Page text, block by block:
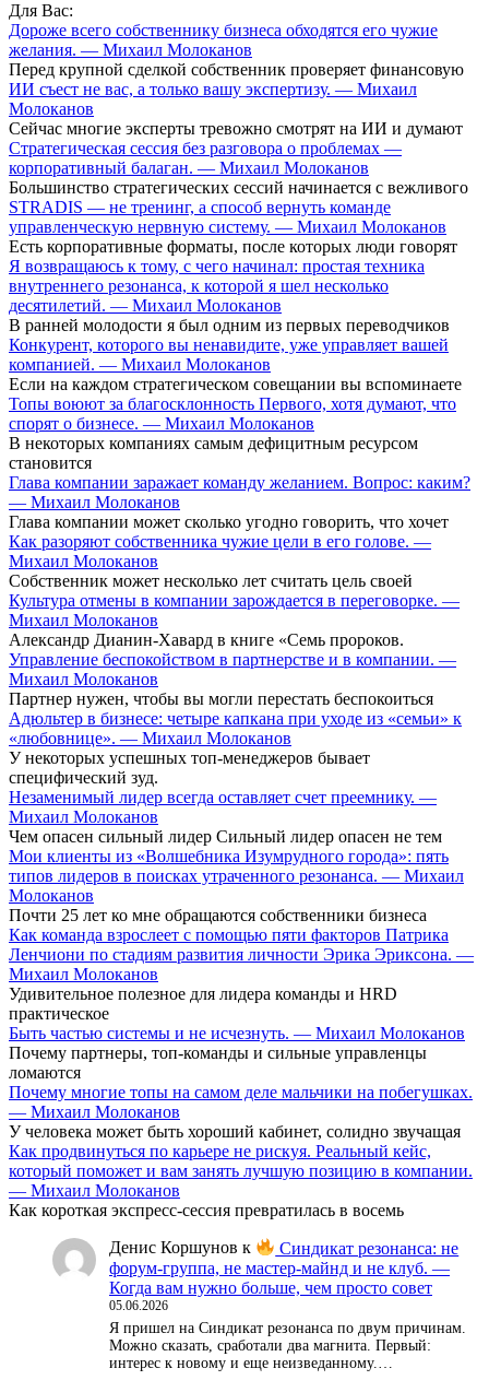
Для Вас:
Дороже всего собственнику бизнеса обходятся его чужие
желания. — Михаил Молоканов
Перед крупной сделкой собственник проверяет финансовую
ИИ съест не вас, а только вашу экспертизу. — Михаил
Молоканов
Сейчас многие эксперты тревожно смотрят на ИИ и думают
Стратегическая сессия без разговора о проблемах —
корпоративный балаган. — Михаил Молоканов
Большинство стратегических сессий начинается с вежливого
STRADIS — не тренинг, а способ вернуть команде
управленческую нервную систему. — Михаил Молоканов
Есть корпоративные форматы, после которых люди говорят
Я возвращаюсь к тому, с чего начинал: простая техника
внутреннего резонанса, к которой я шел несколько
десятилетий. — Михаил Молоканов
В ранней молодости я был одним из первых переводчиков
Конкурент, которого вы ненавидите, уже управляет вашей
компанией. — Михаил Молоканов
Если на каждом стратегическом совещании вы вспоминаете
Топы воюют за благосклонность Первого, хотя думают, что
спорят о бизнесе. — Михаил Молоканов
В некоторых компаниях самым дефицитным ресурсом
становится
Глава компании заражает команду желанием. Вопрос: каким?
— Михаил Молоканов
Глава компании может сколько угодно говорить, что хочет
Как разоряют собственника чужие цели в его голове. —
Михаил Молоканов
Собственник может несколько лет считать цель своей
Культура отмены в компании зарождается в переговорке. —
Михаил Молоканов
Александр Дианин-Хавард в книге «Семь пророков.
Управление беспокойством в партнерстве и в компании. —
Михаил Молоканов
Партнер нужен, чтобы вы могли перестать беспокоиться
Адюльтер в бизнесе: четыре капкана при уходе из «семьи» к
«любовнице». — Михаил Молоканов
У некоторых успешных топ-менеджеров бывает
специфический зуд.
Незаменимый лидер всегда оставляет счет преемнику. —
Михаил Молоканов
Чем опасен сильный лидер Сильный лидер опасен не тем
Мои клиенты из «Волшебника Изумрудного города»: пять
типов лидеров в поисках утраченного резонанса. — Михаил
Молоканов
Почти 25 лет ко мне обращаются собственники бизнеса
Как команда взрослеет с помощью пяти факторов Патрика
Ленчиони по стадиям развития личности Эрика Эриксона. —
Михаил Молоканов
Удивительное полезное для лидера команды и HRD
практическое
Быть частью системы и не исчезнуть. — Михаил Молоканов
Почему партнеры, топ-команды и сильные управленцы
ломаются
Почему многие топы на самом деле мальчики на побегушках.
— Михаил Молоканов
У человека может быть хороший кабинет, солидно звучащая
Как продвинуться по карьере не рискуя. Реальный кейс,
который поможет и вам занять лучшую позицию в компании.
— Михаил Молоканов
Как короткая экспресс-сессия превратилась в восемь
Денис Коршунов к
Синдикат резонанса: не
форум-группа, не мастер-майнд и не клуб. —
Когда вам нужно больше, чем просто совет
05.06.2026
Я пришел на Синдикат резонанса по двум причинам.
Можно сказать, сработали два магнита. Первый:
интерес к новому и еще неизведанному.…